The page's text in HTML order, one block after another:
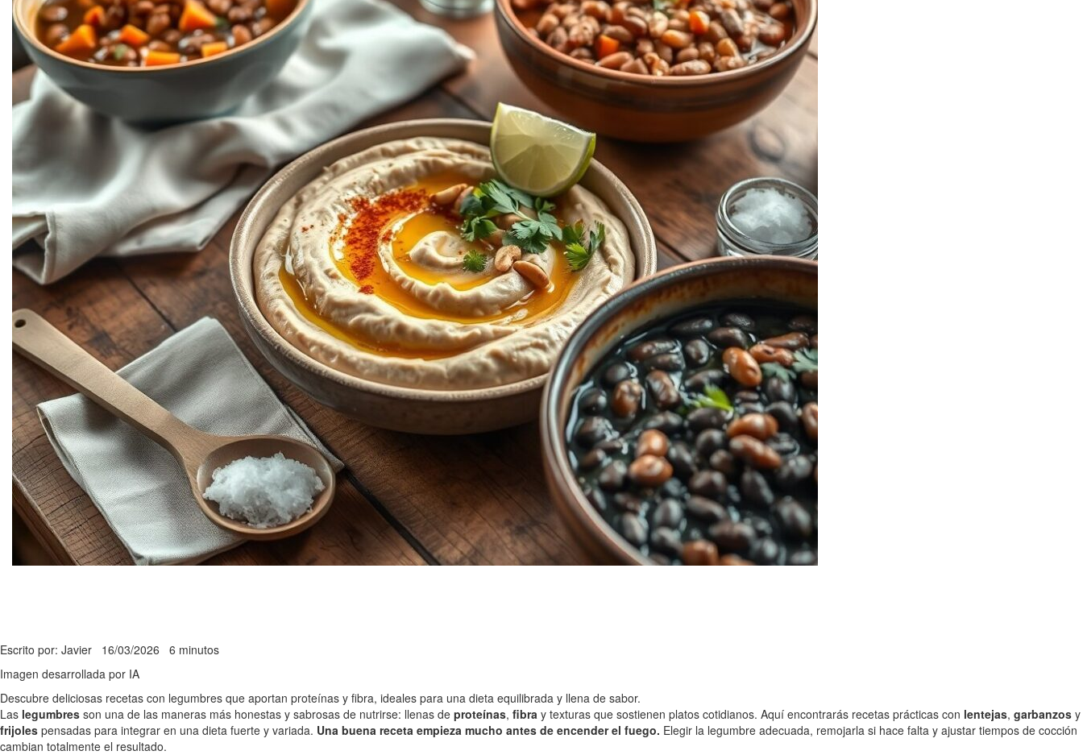
Escrito por: Javier 16/03/2026 6 minutos
Imagen desarrollada por IA
Descubre deliciosas recetas con legumbres que aportan proteínas y fibra, ideales para una dieta equilibrada y llena de sabor.
Las legumbres son una de las maneras más honestas y sabrosas de nutrirse: llenas de proteínas, fibra y texturas que sostienen platos cotidianos. Aquí encontrarás recetas prácticas con lentejas, garbanzos y
frijoles pensadas para integrar en una dieta fuerte y variada. Una buena receta empieza mucho antes de encender el fuego. Elegir la legumbre adecuada, remojarla si hace falta y ajustar tiempos de cocción
cambian totalmente el resultado.